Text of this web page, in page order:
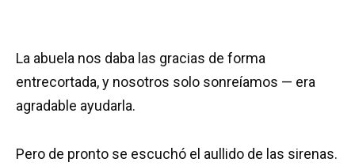
La abuela nos daba las gracias de forma
entrecortada, y nosotros solo sonreíamos — era
agradable ayudarla.
Pero de pronto se escuchó el aullido de las sirenas.